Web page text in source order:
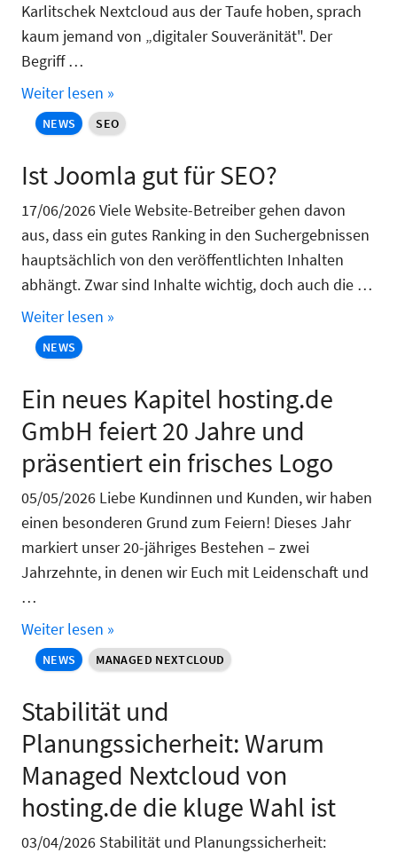
Karlitschek Nextcloud aus der Taufe hoben, sprach
kaum jemand von „digitaler Souveränität". Der
Begriff …
Weiter lesen »
NEWS SEO
Ist Joomla gut für SEO?
17/06/2026 Viele Website-Betreiber gehen davon
aus, dass ein gutes Ranking in den Suchergebnissen
hauptsächlich von den veröffentlichten Inhalten
abhängt. Zwar sind Inhalte wichtig, doch auch die …
Weiter lesen »
NEWS
Ein neues Kapitel hosting.de
GmbH feiert 20 Jahre und
präsentiert ein frisches Logo
05/05/2026 Liebe Kundinnen und Kunden, wir haben
einen besonderen Grund zum Feiern! Dieses Jahr
markiert unser 20-jähriges Bestehen – zwei
Jahrzehnte, in denen wir Euch mit Leidenschaft und
…
Weiter lesen »
NEWS MANAGED NEXTCLOUD
Stabilität und
Planungssicherheit: Warum
Managed Nextcloud von
hosting.de die kluge Wahl ist
03/04/2026 Stabilität und Planungssicherheit: